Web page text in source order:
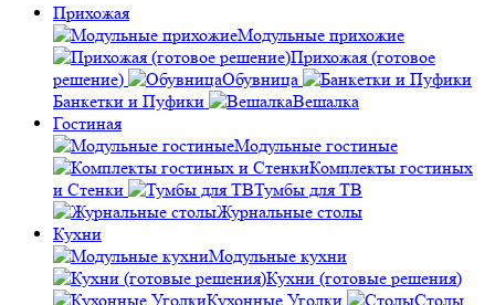
Прихожая
Модульные прихожие
Прихожая (готовое
решение)
Обувница
Банкетки и Пуфики
Вешалка
Гостиная
Модульные гостиные
Комплекты гостиных
и Стенки
Тумбы для ТВ
Журнальные столы
Кухни
Модульные кухни
Кухни (готовые решения)
Кухонные Уголки
Столы